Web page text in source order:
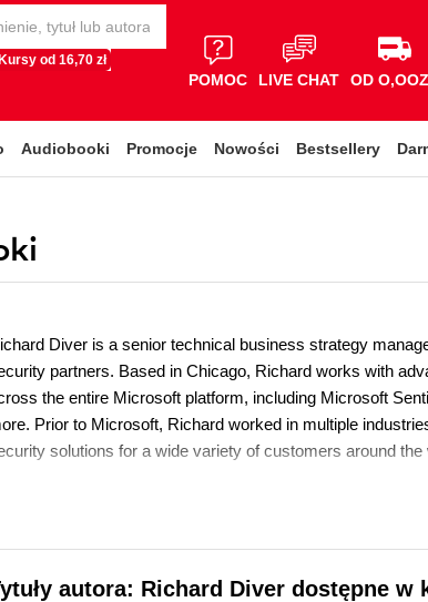
Kursy od 16,70 zł
POMOC LIVE CHAT OD
Audiobooki Promocje Nowości Bestsellery
Diver is a senior technical business strategy
partners. Based in Chicago, Richard works with
the entire Microsoft platform, including Microsoft
Prior to Microsoft, Richard worked in multiple
solutions for a wide variety of customers around
autora: Richard Diver dostępne w